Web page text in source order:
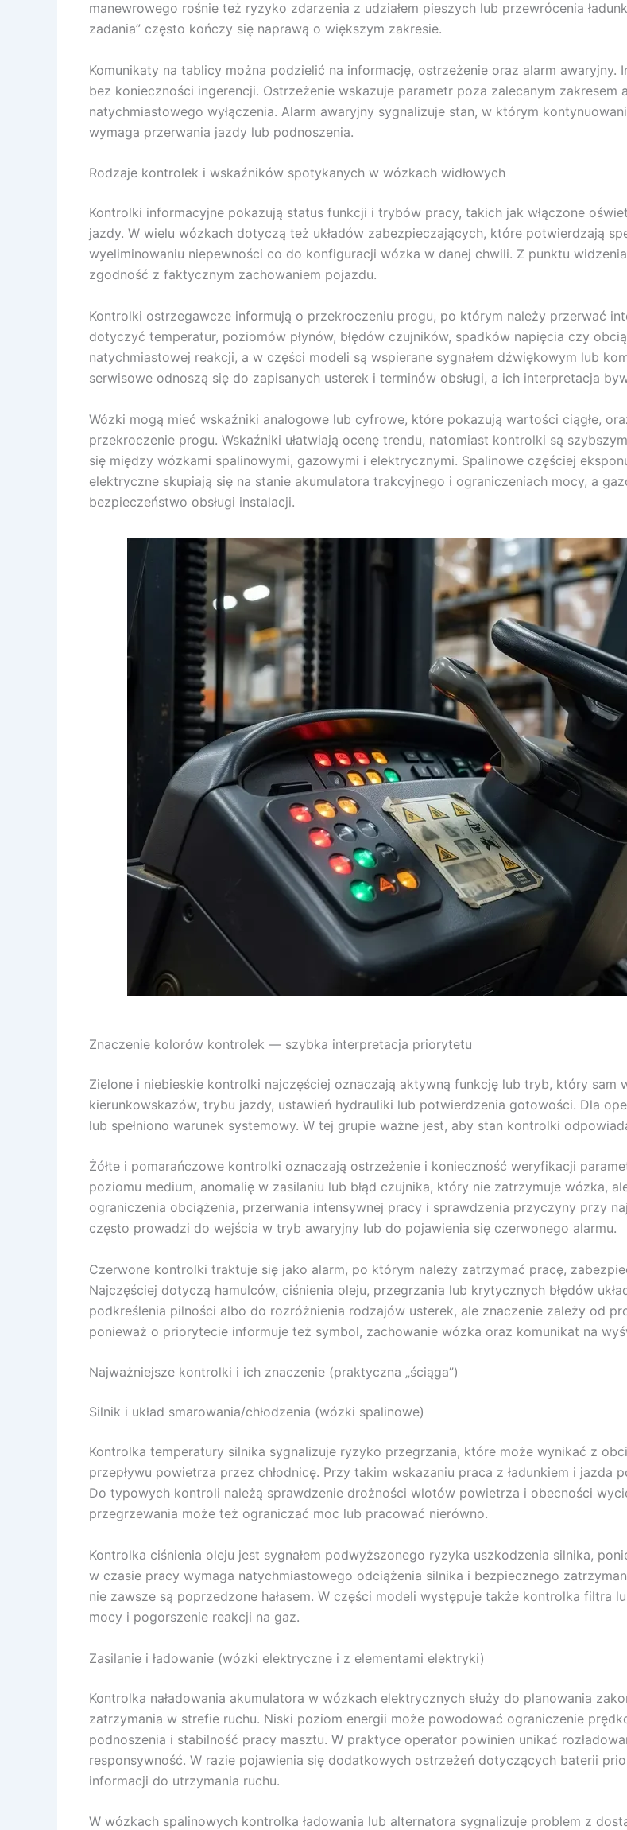
manewrowego rośnie też ryzyko zdarzenia z udziałem pieszych lub przewrócenia
zadania” często kończy się naprawą o większym zakresie.
Komunikaty na tablicy można podzielić na informację, ostrzeżenie oraz alarm
bez konieczności ingerencji. Ostrzeżenie wskazuje parametr poza zalecanym
natychmiastowego wyłączenia. Alarm awaryjny sygnalizuje stan, w którym
wymaga przerwania jazdy lub podnoszenia.
Rodzaje kontrolek i wskaźników spotykanych w wózkach widłowych
Kontrolki informacyjne pokazują status funkcji i trybów pracy, takich jak włączone
jazdy. W wielu wózkach dotyczą też układów zabezpieczających, które potwierdzają
wyeliminowaniu niepewności co do konfiguracji wózka w danej chwili. Z punktu
zgodność z faktycznym zachowaniem pojazdu.
Kontrolki ostrzegawcze informują o przekroczeniu progu, po którym należy przerwać
dotyczyć temperatur, poziomów płynów, błędów czujników, spadków napięcia czy
natychmiastowej reakcji, a w części modeli są wspierane sygnałem dźwiękowym lub
serwisowe odnoszą się do zapisanych usterek i terminów obsługi, a ich interpretacja
Wózki mogą mieć wskaźniki analogowe lub cyfrowe, które pokazują wartości ciągłe,
przekroczenie progu. Wskaźniki ułatwiają ocenę trendu, natomiast kontrolki są
się między wózkami spalinowymi, gazowymi i elektrycznymi. Spalinowe częściej
elektryczne skupiają się na stanie akumulatora trakcyjnego i ograniczeniach mocy, a
bezpieczeństwo obsługi instalacji.
Znaczenie kolorów kontrolek — szybka interpretacja priorytetu
Zielone i niebieskie kontrolki najczęściej oznaczają aktywną funkcję lub tryb, który sam
kierunkowskazów, trybu jazdy, ustawień hydrauliki lub potwierdzenia gotowości. Dla
lub spełniono warunek systemowy. W tej grupie ważne jest, aby stan kontrolki
Żółte i pomarańczowe kontrolki oznaczają ostrzeżenie i konieczność weryfikacji
poziomu medium, anomalię w zasilaniu lub błąd czujnika, który nie zatrzymuje wózka,
ograniczenia obciążenia, przerwania intensywnej pracy i sprawdzenia przyczyny przy
często prowadzi do wejścia w tryb awaryjny lub do pojawienia się czerwonego alarmu.
Czerwone kontrolki traktuje się jako alarm, po którym należy zatrzymać pracę,
Najczęściej dotyczą hamulców, ciśnienia oleju, przegrzania lub krytycznych błędów
podkreślenia pilności albo do rozróżnienia rodzajów usterek, ale znaczenie zależy od
ponieważ o priorytecie informuje też symbol, zachowanie wózka oraz komunikat na
Najważniejsze kontrolki i ich znaczenie (praktyczna „ściąga”)
Silnik i układ smarowania/chłodzenia (wózki spalinowe)
Kontrolka temperatury silnika sygnalizuje ryzyko przegrzania, które może wynikać z
przepływu powietrza przez chłodnicę. Przy takim wskazaniu praca z ładunkiem i
Do typowych kontroli należą sprawdzenie drożności wlotów powietrza i obecności
przegrzewania może też ograniczać moc lub pracować nierówno.
Kontrolka ciśnienia oleju jest sygnałem podwyższonego ryzyka uszkodzenia silnika,
w czasie pracy wymaga natychmiastowego odciążenia silnika i bezpiecznego
nie zawsze są poprzedzone hałasem. W części modeli występuje także kontrolka filtra
mocy i pogorszenie reakcji na gaz.
Zasilanie i ładowanie (wózki elektryczne i z elementami elektryki)
Kontrolka naładowania akumulatora w wózkach elektrycznych służy do planowania
zatrzymania w strefie ruchu. Niski poziom energii może powodować ograniczenie
podnoszenia i stabilność pracy masztu. W praktyce operator powinien unikać
responsywność. W razie pojawienia się dodatkowych ostrzeżeń dotyczących baterii
informacji do utrzymania ruchu.
W wózkach spalinowych kontrolka ładowania lub alternatora sygnalizuje problem z